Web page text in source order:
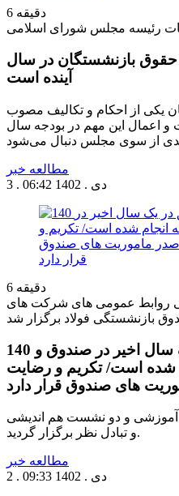
6 دقیقه
بازنشستگان در سال
آینده است
یکی از احکام و تکالیف مصوب
اعمال این مهم در بودجه سال
از سوی مجلس دنبال می‌شود
مطالعه خبر
3 . دی . 1402
06:42
6 دقیقه
روابط عمومی های شرکت های
بازنشستگی فولاد برگزار شد
140 برنامه عملیاتی موفق در یک سال اخیر در صندوق و
شده است/ تکریم و رضایت
های صندوق قرار دارد
آموزشی و دو نشست هم اندیشی
و تبادل نظر برگزار گردید.
مطالعه خبر
2 . دی . 1402
09:33